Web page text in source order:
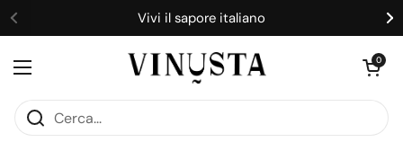
Passa ai contenuti
Precedente
Vivi il sapore italiano
Apri menu
Apri carrello
0